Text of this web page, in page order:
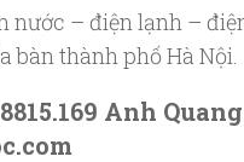
nước – điện lạnh –
thành phố Hà Nội.
Anh